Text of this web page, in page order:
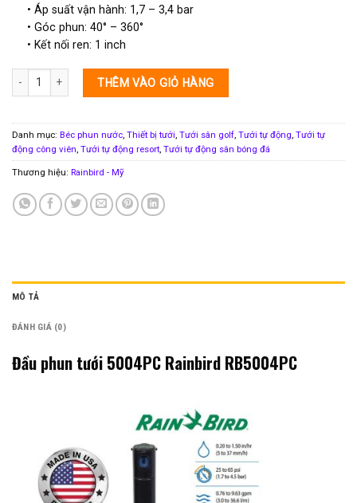
• Áp suất vận hành: 1,7 – 3,4 bar
• Góc phun: 40° – 360°
• Kết nối ren: 1 inch
Đầu phun tưới 5004PC Rainbird RB5004PC số lượng
THÊM VÀO GIỎ HÀNG
Danh mục: Béc phun nước, Thiết bị tưới, Tưới sân golf, Tưới tự động, Tưới tự
động công viên, Tưới tự động resort, Tưới tự động sân bóng đá
Thương hiệu: Rainbird - Mỹ
MÔ TẢ
ĐÁNH GIÁ (0)
Đầu phun tưới 5004PC Rainbird RB5004PC